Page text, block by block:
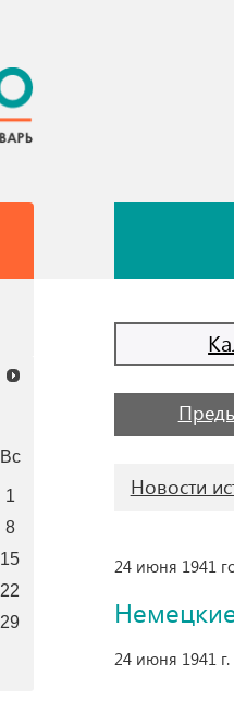
Вс
1
8
15
22
29
Новости
24 июня 1941
24 июня 1941